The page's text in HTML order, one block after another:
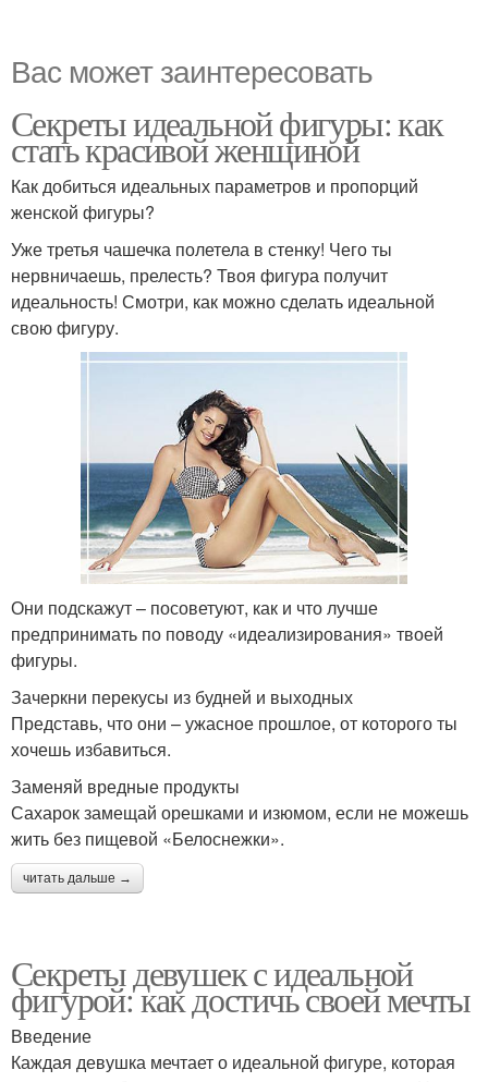
Вас может заинтересовать
Секреты идеальной фигуры: как
стать красивой женщиной
Как добиться идеальных параметров и пропорций
женской фигуры?
Уже третья чашечка полетела в стенку! Чего ты
нервничаешь, прелесть? Твоя фигура получит
идеальность! Смотри, как можно сделать идеальной
свою фигуру.
Они подскажут – посоветуют, как и что лучше
предпринимать по поводу «идеализирования» твоей
фигуры.
Зачеркни перекусы из будней и выходных
Представь, что они – ужасное прошлое, от которого ты
хочешь избавиться.
Заменяй вредные продукты
Сахарок замещай орешками и изюмом, если не можешь
жить без пищевой «Белоснежки».
читать дальше →
Секреты девушек с идеальной
фигурой: как достичь своей мечты
Введение
Каждая девушка мечтает о идеальной фигуре, которая